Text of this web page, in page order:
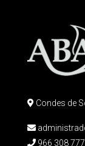
Condes de
966 308 777